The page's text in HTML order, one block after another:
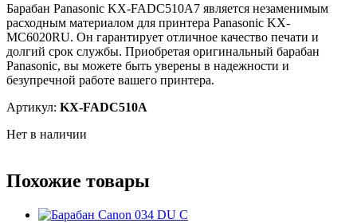
Барабан Panasonic KX-FADC510A7 является незаменимым
расходным материалом для принтера Panasonic KX-
MC6020RU. Он гарантирует отличное качество печати и
долгий срок службы. Приобретая оригинальный барабан
Panasonic, вы можете быть уверены в надежности и
безупречной работе вашего принтера.
Артикул: KX-FADC510A
Нет в наличии
Похожие товары